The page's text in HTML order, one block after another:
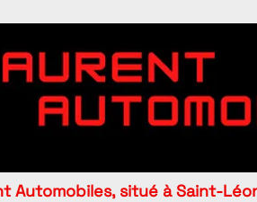
Automobiles, situé à Saint-